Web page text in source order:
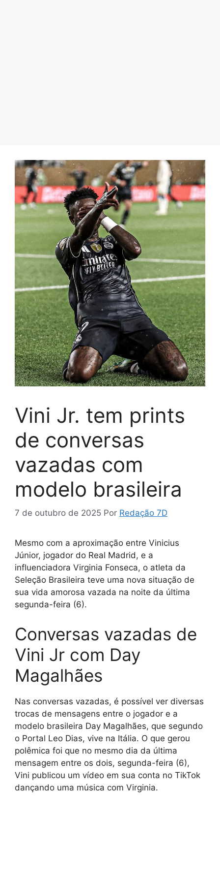
Vini Jr. tem prints
de conversas
vazadas com
modelo brasileira
7 de outubro de 2025 Por Redação 7D
Mesmo com a aproximação entre Vinicius
Júnior, jogador do Real Madrid, e a
influenciadora Virginia Fonseca, o atleta da
Seleção Brasileira teve uma nova situação de
sua vida amorosa vazada na noite da última
segunda-feira (6).
Conversas vazadas de
Vini Jr com Day
Magalhães
Nas conversas vazadas, é possível ver diversas
trocas de mensagens entre o jogador e a
modelo brasileira Day Magalhães, que segundo
o Portal Leo Dias, vive na Itália. O que gerou
polêmica foi que no mesmo dia da última
mensagem entre os dois, segunda-feira (6),
Vini publicou um vídeo em sua conta no TikTok
dançando uma música com Virginia.